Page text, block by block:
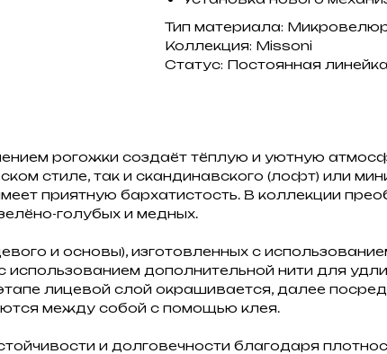
Тип материала:
Коллекция: Missoni
Статус: Постоянная линейка
рогожки создаёт тёплую и уютную
стиле, так и скандинавского (лофт) или
приятную бархатистость. В коллекции
голубых и медных.
и основы), изготовленных с
дополнительной нити для
лицевой слой окрашивается, далее
между собой с помощью клея.
и долговечности благодаря